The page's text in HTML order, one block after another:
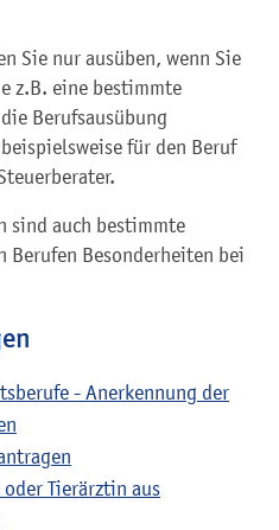
Sie nur ausüben, wenn Sie
z.B. eine bestimmte
Berufsausübung
für den Beruf
sind auch bestimmte
Besonderheiten bei
- Anerkennung der
Tierärztin aus